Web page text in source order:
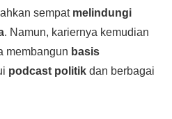
sempat melindungi
. Namun, kariernya kemudian
membangun basis
podcast politikdan berbagai